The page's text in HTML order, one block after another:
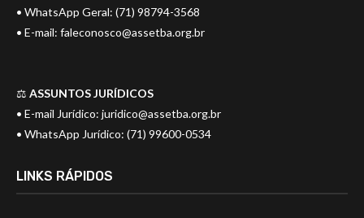
• WhatsApp Geral: (71) 98794-3568
• E-mail: faleconosco@assetba.org.br
⚖️ ASSUNTOS JURÍDICOS
• E-mail Jurídico: juridico@assetba.org.br
• WhatsApp Jurídico: (71) 99600-0534
LINKS RÁPIDOS